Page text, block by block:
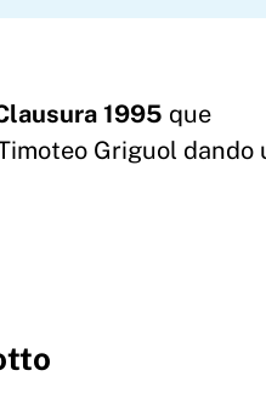
1995 que
Griguol dando